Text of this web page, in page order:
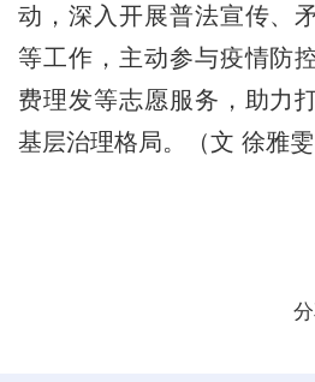
动，深入开展普法宣传、
等工作，主动参与疫情防
费理发等志愿服务，助力
基层治理格局。（文 徐雅雯
分